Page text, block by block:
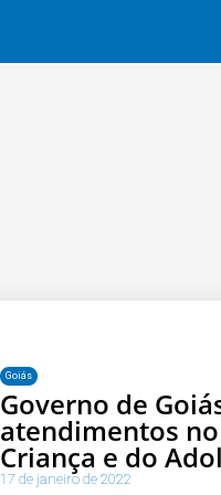
Goiás
Governo de
atendimentos
Criança e do
17 de janeiro de 2022